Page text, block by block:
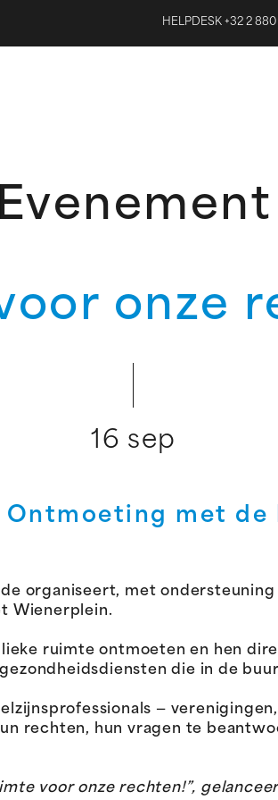
HELPDESK +32 2
Evenement
onze
16 sep
met
organiseert, met
Wienerplein.
ruimte ontmoeten en hen
die in de
—
rechten, hun vragen te
voor onze rechten!”,